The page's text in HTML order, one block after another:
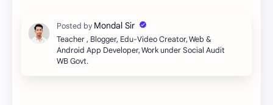
Teacher , Blogger, Edu-Video Creator, Web &
Android App Developer, Work under Social Audit
WB Govt.